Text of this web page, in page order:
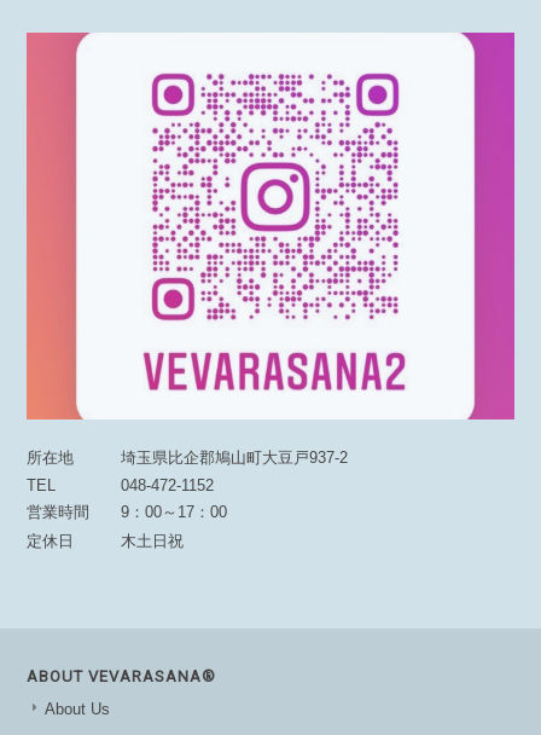
所在地
埼玉県比企郡鳩山町大豆戸937-2
TEL
048-472-1152
営業時間
9：00～17：00
定休日
木土日祝
ABOUT VEVARASANA®︎
About Us